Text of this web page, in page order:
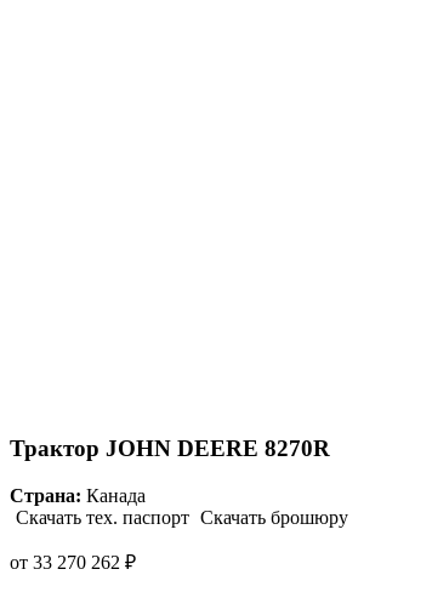
Трактор JOHN DEERE 8270R
Страна: Канада
Скачать тех. паспорт Скачать брошюру
от 33 270 262 ₽